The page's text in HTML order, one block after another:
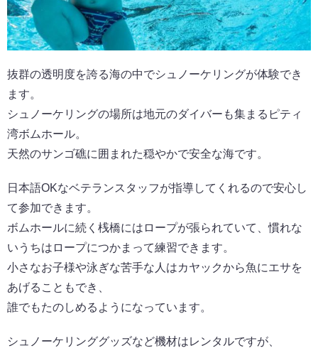
抜群の透明度を誇る海の中でシュノーケリングが体験でき
ます。
シュノーケリングの場所は地元のダイバーも集まるピティ
湾ボムホール。
天然のサンゴ礁に囲まれた穏やかで安全な海です。
日本語OKなベテランスタッフが指導してくれるので安心し
て参加できます。
ボムホールに続く桟橋にはロープが張られていて、慣れな
いうちはロープにつかまって練習できます。
小さなお子様や泳ぎな苦手な人はカヤックから魚にエサを
あげることもでき、
誰でもたのしめるようになっています。
シュノーケリンググッズなど機材はレンタルですが、